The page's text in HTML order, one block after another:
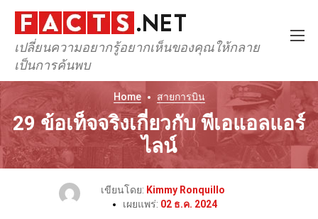
เปลี่ยนความอยากรู้อยากเห็นของคุณให้กลาย
เป็นการค้นพบ
Home สายการบิน
29 ข้อเท็จจริงเกี่ยวกับ พีเอแอลแอร์
ไลน์
เขียนโดย: Kimmy Ronquillo
เผยแพร่: 02 ธ.ค. 2024